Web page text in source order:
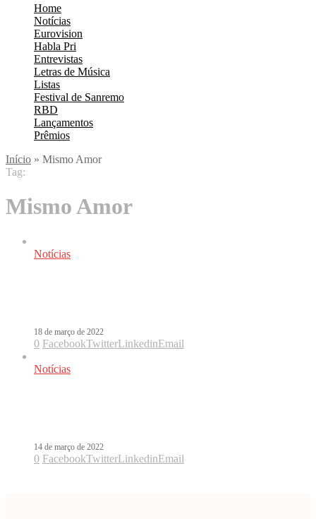
Home
Notícias
Eurovision
Habla Pri
Entrevistas
Letras de Música
Listas
Festival de Sanremo
RBD
Lançamentos
Prêmios
Início » Mismo Amor
Tag:
Mismo Amor
Notícias
18 de março de 2022
0 FacebookTwitterLinkedinEmail
Notícias
14 de março de 2022
0 FacebookTwitterLinkedinEmail